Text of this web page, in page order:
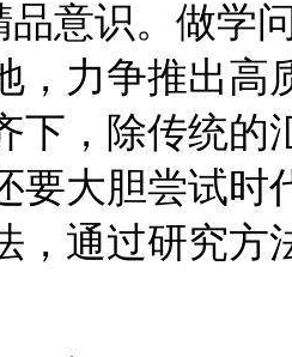
品意识。做学
，力争推出高
下，除传统
要大胆尝试时
，通过研究方